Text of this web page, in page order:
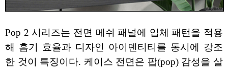
Pop 2 시리즈는 전면 메쉬 패널에 입체 패턴을 적용
해 흡기 효율과 디자인 아이덴티티를 동시에 강조
한 것이 특징이다. 케이스 전면은 팝(pop) 감성을 살